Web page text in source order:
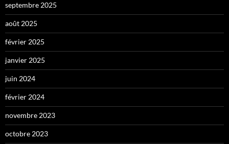
septembre 2025
août 2025
février 2025
janvier 2025
juin 2024
février 2024
novembre 2023
octobre 2023